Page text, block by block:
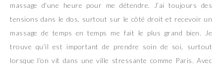
massage d’une heure pour me détendre. J’ai toujours des
tensions dans le dos, surtout sur le côté droit et recevoir un
massage de temps en temps me fait le plus grand bien. Je
trouve qu’il est important de prendre soin de soi, surtout
lorsque l’on vit dans une ville stressante comme Paris. Avec